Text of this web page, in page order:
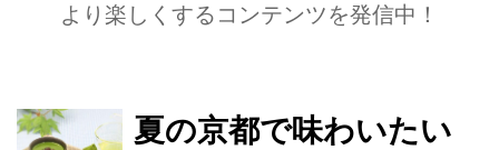
より楽しくするコンテンツを発信中！
夏の京都で味わいたい